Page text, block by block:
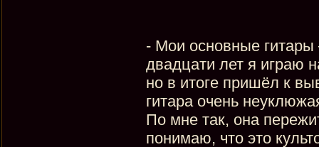
- Мои основные гитары
двадцати лет я играю
но в итоге пришёл к
гитара очень
По мне так, она
понимаю, что это